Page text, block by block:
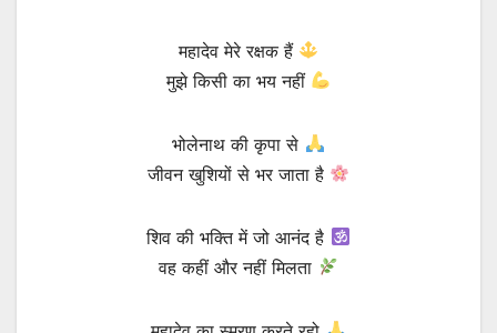
महादेव मेरे रक्षक हैं
मुझे किसी का भय नहीं
भोलेनाथ की कृपा से
जीवन खुशियों से भर जाता है
शिव की भक्ति में जो आनंद है
वह कहीं और नहीं मिलता